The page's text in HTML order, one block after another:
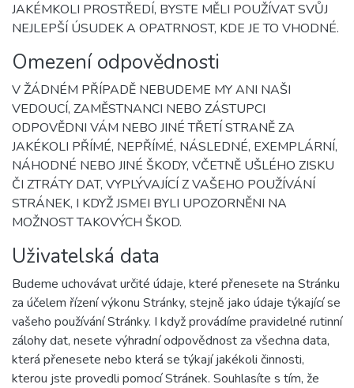
JAKÉMKOLI PROSTŘEDÍ, BYSTE MĚLI POUŽÍVAT SVŮJ
NEJLEPŠÍ ÚSUDEK A OPATRNOST, KDE JE TO VHODNÉ.
Omezení odpovědnosti
V ŽÁDNÉM PŘÍPADĚ NEBUDEME MY ANI NAŠI
VEDOUCÍ, ZAMĚSTNANCI NEBO ZÁSTUPCI
ODPOVĚDNI VÁM NEBO JINÉ TŘETÍ STRANĚ ZA
JAKÉKOLI PŘÍMÉ, NEPŘÍMÉ, NÁSLEDNÉ, EXEMPLÁRNÍ,
NÁHODNÉ NEBO JINÉ ŠKODY, VČETNĚ UŠLÉHO ZISKU
ČI ZTRÁTY DAT, VYPLÝVAJÍCÍ Z VAŠEHO POUŽÍVÁNÍ
STRÁNEK, I KDYŽ JSMEI BYLI UPOZORNĚNI NA
MOŽNOST TAKOVÝCH ŠKOD.
Uživatelská data
Budeme uchovávat určité údaje, které přenesete na Stránku
za účelem řízení výkonu Stránky, stejně jako údaje týkající se
vašeho používání Stránky. I když provádíme pravidelné rutinní
zálohy dat, nesete výhradní odpovědnost za všechna data,
která přenesete nebo která se týkají jakékoli činnosti,
kterou jste provedli pomocí Stránek. Souhlasíte s tím, že